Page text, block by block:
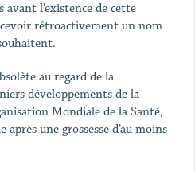
avant l’existence de cette
rétroactivement un nom
au regard de la
développements de la
Mondiale de la Santé,
une grossesse d’au moins